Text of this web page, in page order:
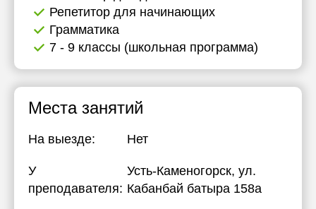
Репетитор для начинающих
Грамматика
7 - 9 классы (школьная программа)
Места занятий
На выезде: Нет
У
преподавателя:
Усть-Каменогорск, ул.
Кабанбай батыра 158а